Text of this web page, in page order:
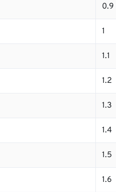
0.9
1
1.1
1.2
1.3
1.4
1.5
1.6